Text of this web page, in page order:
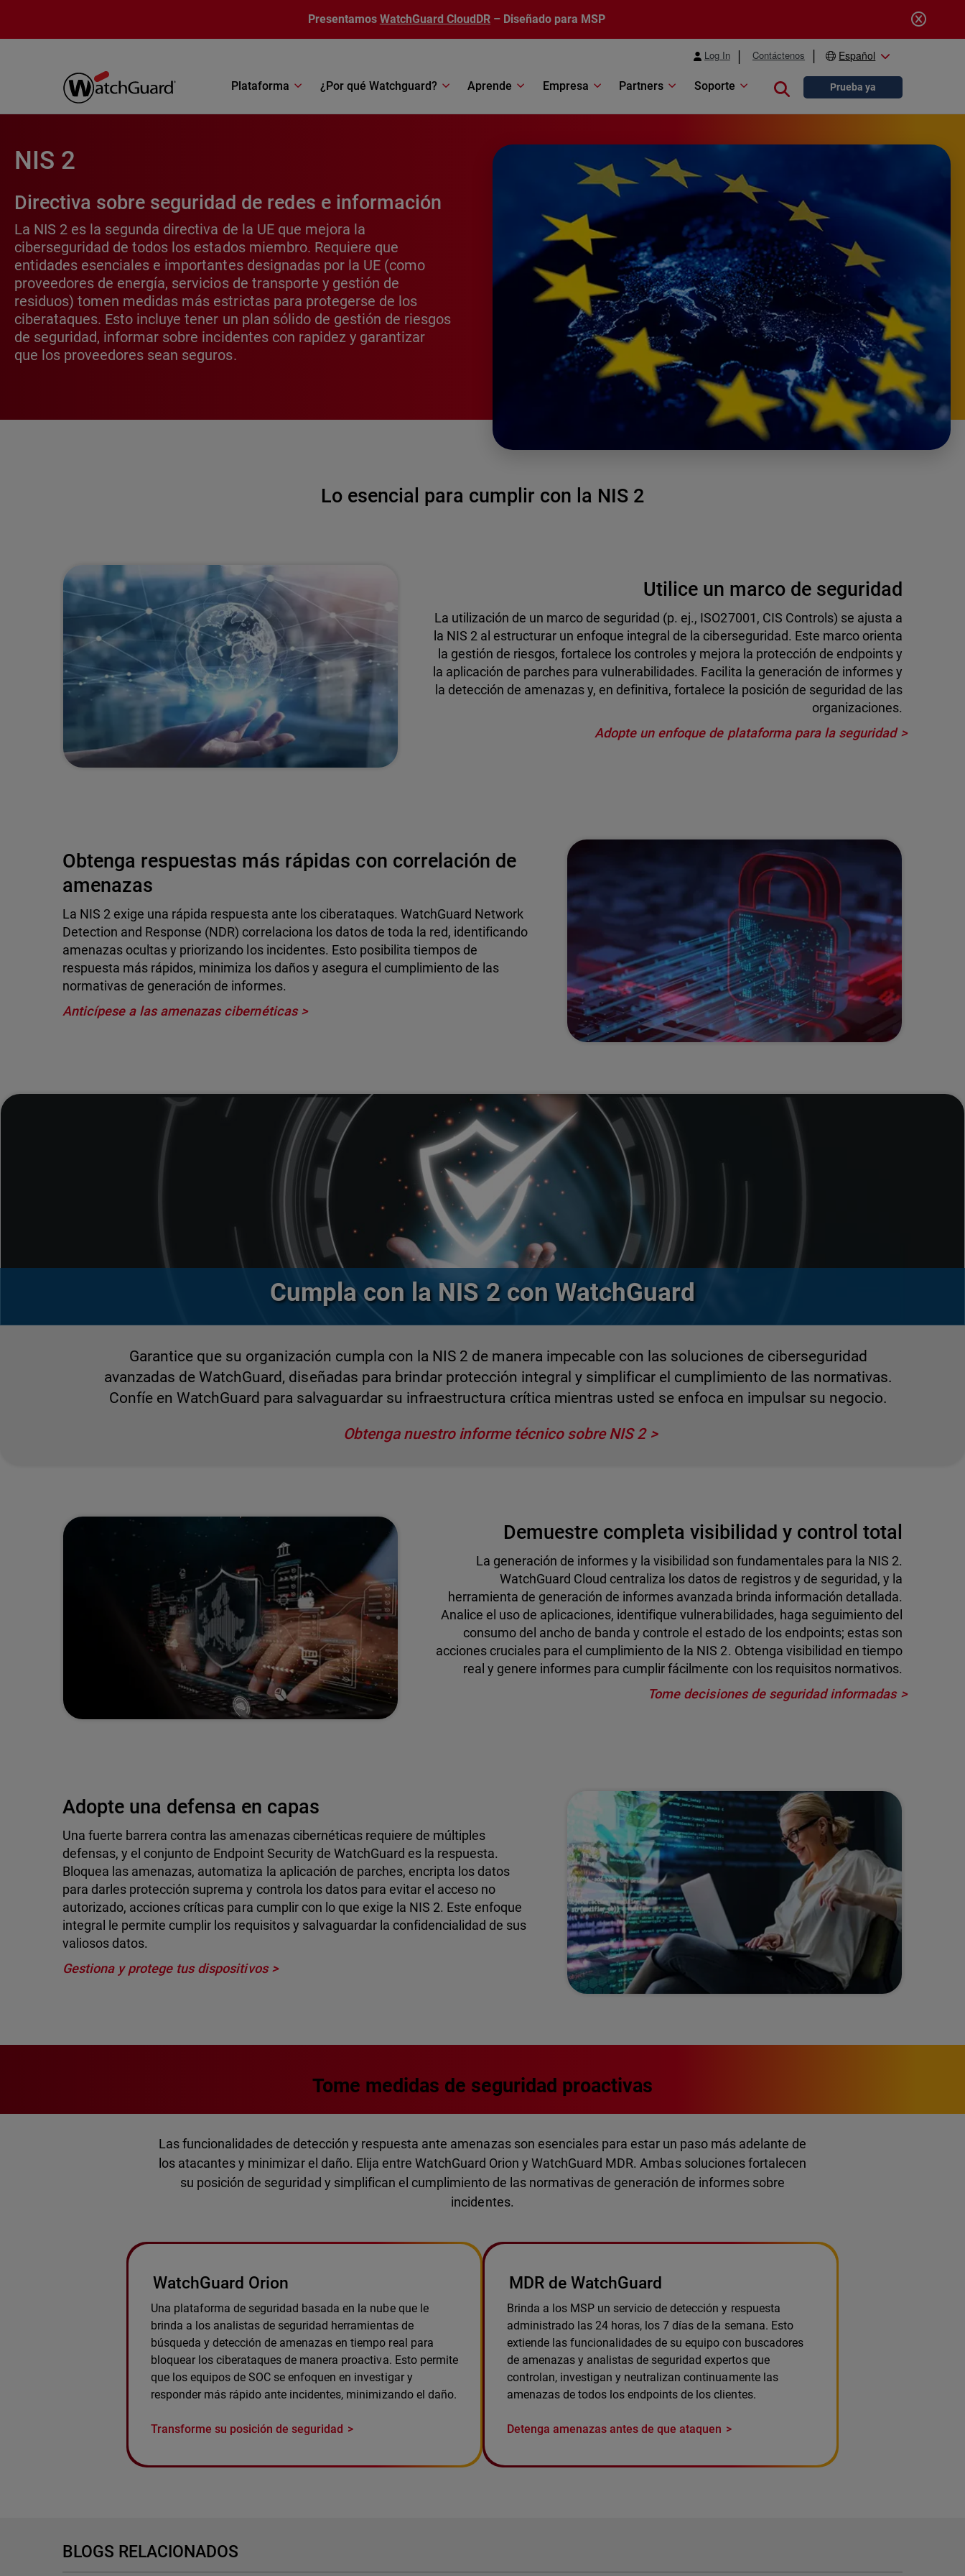
Presentamos WatchGuard CloudDR – Diseñado para MSP
Log In Contáctenos Español
Plataforma ¿Por qué Watchguard? Aprende Empresa Partners Soporte Close searchPrueba ya
NIS 2
Directiva sobre seguridad de redes e información
La NIS 2 es la segunda directiva de la UE que mejora la
ciberseguridad de todos los estados miembro. Requiere que
entidades esenciales e importantes designadas por la UE (como
proveedores de energía, servicios de transporte y gestión de
residuos) tomen medidas más estrictas para protegerse de los
ciberataques. Esto incluye tener un plan sólido de gestión de riesgos
de seguridad, informar sobre incidentes con rapidez y garantizar
que los proveedores sean seguros.
Lo esencial para cumplir con la NIS 2
Utilice un marco de seguridad
La utilización de un marco de seguridad (p. ej., ISO27001, CIS Controls) se ajusta a
la NIS 2 al estructurar un enfoque integral de la ciberseguridad. Este marco orienta
la gestión de riesgos, fortalece los controles y mejora la protección de endpoints y
la aplicación de parches para vulnerabilidades. Facilita la generación de informes y
la detección de amenazas y, en definitiva, fortalece la posición de seguridad de las
organizaciones.
Adopte un enfoque de plataforma para la seguridad
Obtenga respuestas más rápidas con correlación de
amenazas
La NIS 2 exige una rápida respuesta ante los ciberataques. WatchGuard Network
Detection and Response (NDR) correlaciona los datos de toda la red, identificando
amenazas ocultas y priorizando los incidentes. Esto posibilita tiempos de
respuesta más rápidos, minimiza los daños y asegura el cumplimiento de las
normativas de generación de informes.
Anticípese a las amenazas cibernéticas
Cumpla con la NIS 2 con WatchGuard
Garantice que su organización cumpla con la NIS 2 de manera impecable con las soluciones de ciberseguridad
avanzadas de WatchGuard, diseñadas para brindar protección integral y simplificar el cumplimiento de las normativas.
Confíe en WatchGuard para salvaguardar su infraestructura crítica mientras usted se enfoca en impulsar su negocio.
Obtenga nuestro informe técnico sobre NIS 2
Demuestre completa visibilidad y control total
La generación de informes y la visibilidad son fundamentales para la NIS 2.
WatchGuard Cloud centraliza los datos de registros y de seguridad, y la
herramienta de generación de informes avanzada brinda información detallada.
Analice el uso de aplicaciones, identifique vulnerabilidades, haga seguimiento del
consumo del ancho de banda y controle el estado de los endpoints; estas son
acciones cruciales para el cumplimiento de la NIS 2. Obtenga visibilidad en tiempo
real y genere informes para cumplir fácilmente con los requisitos normativos.
Tome decisiones de seguridad informadas
Adopte una defensa en capas
Una fuerte barrera contra las amenazas cibernéticas requiere de múltiples
defensas, y el conjunto de Endpoint Security de WatchGuard es la respuesta.
Bloquea las amenazas, automatiza la aplicación de parches, encripta los datos
para darles protección suprema y controla los datos para evitar el acceso no
autorizado, acciones críticas para cumplir con lo que exige la NIS 2. Este enfoque
integral le permite cumplir los requisitos y salvaguardar la confidencialidad de sus
valiosos datos.
Gestiona y protege tus dispositivos
Tome medidas de seguridad proactivas
Las funcionalidades de detección y respuesta ante amenazas son esenciales para estar un paso más adelante de
los atacantes y minimizar el daño. Elija entre WatchGuard Orion y WatchGuard MDR. Ambas soluciones fortalecen
su posición de seguridad y simplifican el cumplimiento de las normativas de generación de informes sobre
incidentes.
WatchGuard Orion
Una plataforma de seguridad basada en la nube que le
brinda a los analistas de seguridad herramientas de
búsqueda y detección de amenazas en tiempo real para
bloquear los ciberataques de manera proactiva. Esto permite
que los equipos de SOC se enfoquen en investigar y
responder más rápido ante incidentes, minimizando el daño.
Transforme su posición de seguridad
MDR de WatchGuard
Brinda a los MSP un servicio de detección y respuesta
administrado las 24 horas, los 7 días de la semana. Esto
extiende las funcionalidades de su equipo con buscadores
de amenazas y analistas de seguridad expertos que
controlan, investigan y neutralizan continuamente las
amenazas de todos los endpoints de los clientes.
Detenga amenazas antes de que ataquen
BLOGS RELACIONADOS